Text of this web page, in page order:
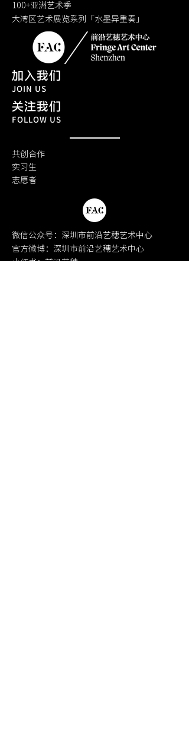
100+亚洲艺术季
大湾区艺术展览系列「水墨异重奏」
加入我们
JOIN US
关注我们
FOLLOW US
共创合作
实习生
​志愿者
微信公众号：深圳市前沿艺穗艺术中心
官方微博：深圳市前沿艺穗艺术中心
小红书：前沿艺穗